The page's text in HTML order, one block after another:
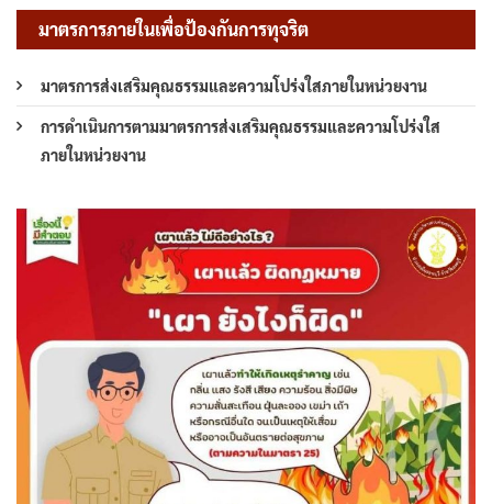
มาตรการภายในเพื่อป้องกันการทุจริต
มาตรการส่งเสริมคุณธรรมและความโปร่งใสภายในหน่วยงาน
การดำเนินการตามมาตรการส่งเสริมคุณธรรมและความโปร่งใส
ภายในหน่วยงาน